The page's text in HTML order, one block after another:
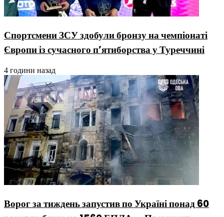
Спортсмени ЗСУ здобули бронзу на чемпіонаті
Європи із сучасного п’ятиборства у Туреччині
4 години назад
Ворог за тиждень запустив по Україні понад 60